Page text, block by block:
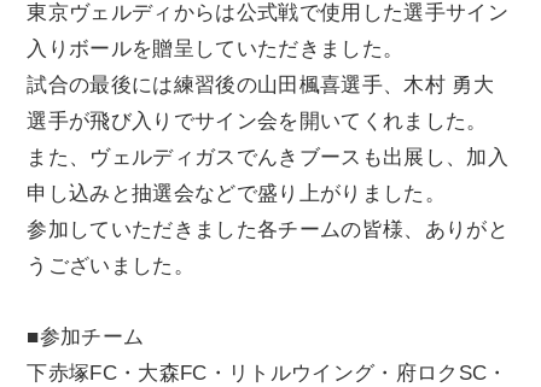
東京ヴェルディからは公式戦で使用した選手サイン
入りボールを贈呈していただきました。
試合の最後には練習後の山田楓喜選手、木村 勇大
選手が飛び入りでサイン会を開いてくれました。
また、ヴェルディガスでんきブースも出展し、加入
申し込みと抽選会などで盛り上がりました。
参加していただきました各チームの皆様、ありがと
うございました。
■参加チーム
下赤塚FC・大森FC・リトルウイング・府ロクSC・